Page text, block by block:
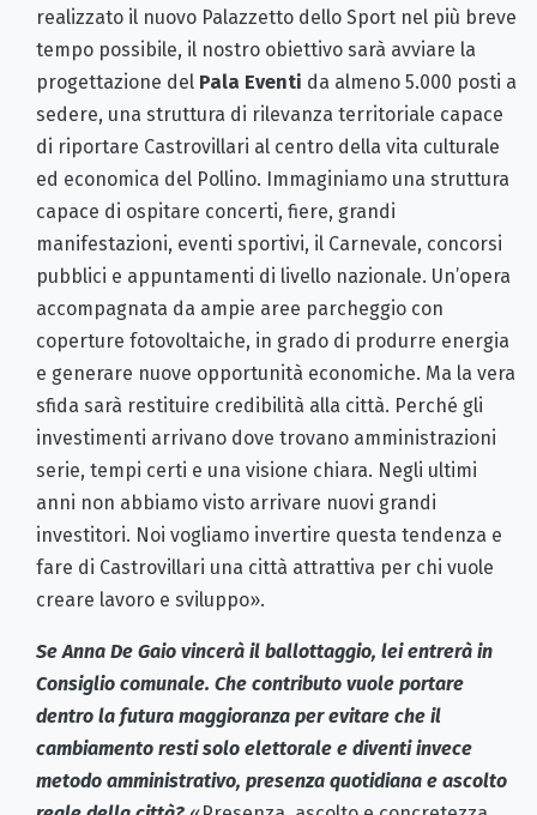
realizzato il nuovo Palazzetto dello Sport nel più breve
tempo possibile, il nostro obiettivo sarà avviare la
progettazione del Pala Eventi da almeno 5.000 posti a
sedere, una struttura di rilevanza territoriale capace
di riportare Castrovillari al centro della vita culturale
ed economica del Pollino. Immaginiamo una struttura
capace di ospitare concerti, fiere, grandi
manifestazioni, eventi sportivi, il Carnevale, concorsi
pubblici e appuntamenti di livello nazionale. Un’opera
accompagnata da ampie aree parcheggio con
coperture fotovoltaiche, in grado di produrre energia
e generare nuove opportunità economiche. Ma la vera
sfida sarà restituire credibilità alla città. Perché gli
investimenti arrivano dove trovano amministrazioni
serie, tempi certi e una visione chiara. Negli ultimi
anni non abbiamo visto arrivare nuovi grandi
investitori. Noi vogliamo invertire questa tendenza e
fare di Castrovillari una città attrattiva per chi vuole
creare lavoro e sviluppo».
Se Anna De Gaio vincerà il ballottaggio, lei entrerà in
Consiglio comunale. Che contributo vuole portare
dentro la futura maggioranza per evitare che il
cambiamento resti solo elettorale e diventi invece
metodo amministrativo, presenza quotidiana e ascolto